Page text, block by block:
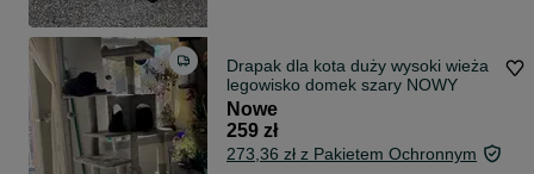
Drapak dla kota duży wysoki wieża
legowisko domek szary NOWY
Nowe
259 zł
273,36 zł z Pakietem Ochronnym